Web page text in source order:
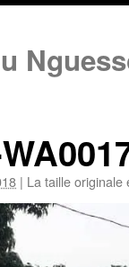
| La taille